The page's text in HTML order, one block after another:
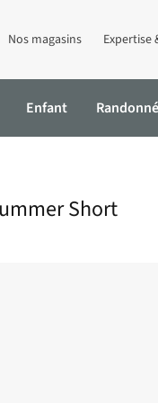
Nos magasins Expertise
Enfant
Short